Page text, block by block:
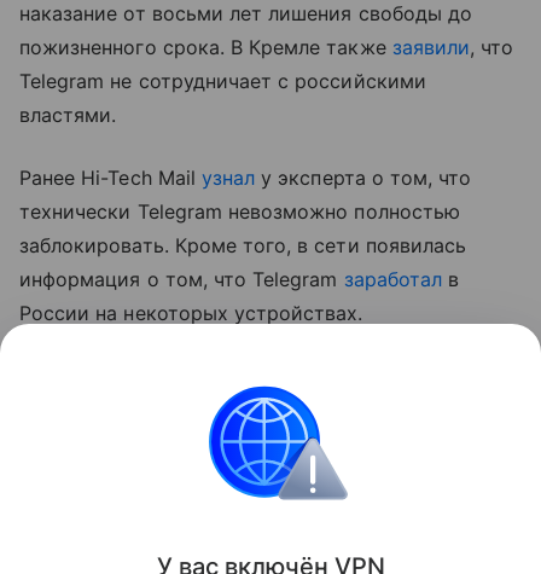
наказание от восьми лет лишения свободы до
пожизненного срока. В Кремле также заявили, что
Telegram не сотрудничает с российскими
властями.
Ранее Hi-Tech Mail узнал у эксперта о том, что
технически Telegram невозможно полностью
заблокировать. Кроме того, в сети появилась
информация о том, что Telegram заработалв
России на некоторых устройствах.
Росфинмониторинга
Telegram Сбои
Поделиться
У вас включён VPN